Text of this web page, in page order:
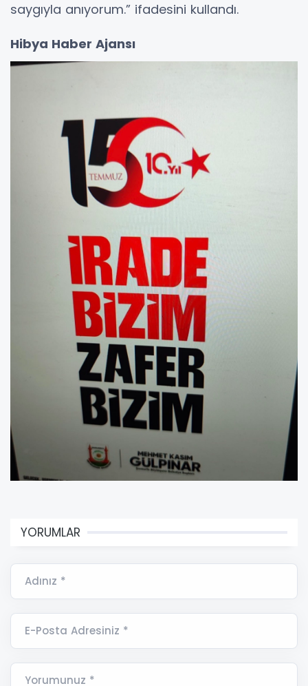
saygıyla anıyorum.” ifadesini kullandı.
Hibya Haber Ajansı
YORUMLAR
Adınız *
E-Posta Adresiniz *
Yorumunuz *